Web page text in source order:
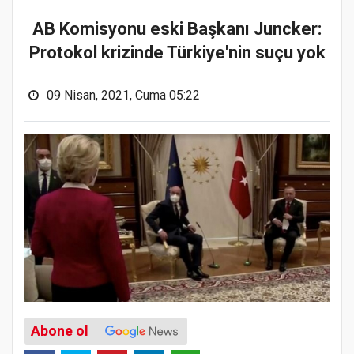
AB Komisyonu eski Başkanı Juncker:
Protokol krizinde Türkiye'nin suçu yok
09 Nisan, 2021, Cuma 05:22
Abone ol